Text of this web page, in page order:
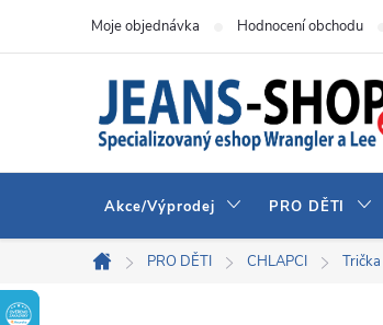
Moje objednávka Hodnocení obchodu
Akce/Výprodej PRO DĚTI
Domů
PRO DĚTI CHLAPCI Trička